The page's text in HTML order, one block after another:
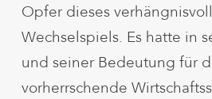
Opfer dieses
Wechselspiels. Es hatte in
und seiner Bedeutung für
vorherrschende